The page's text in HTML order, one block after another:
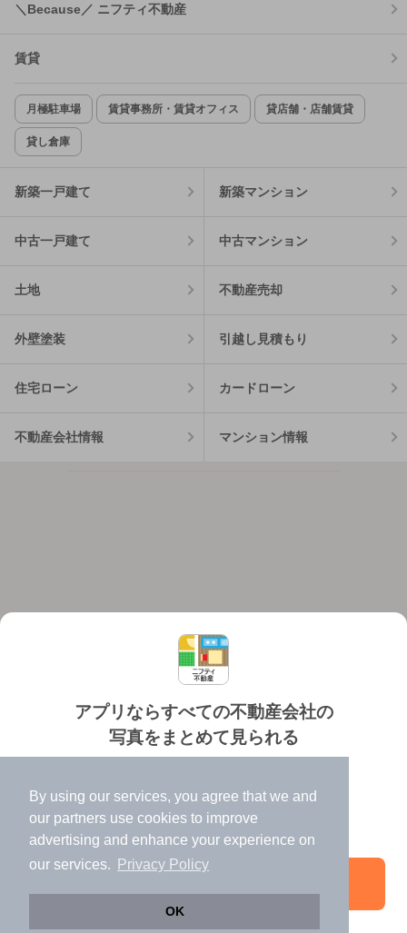
By using our services, you agree that we and
our partners use cookies to improve
advertising and enhance your experience on
our services.
Privacy Policy
OK
アプリならすべての不動産会社の
写真をまとめて見られる
✔️
高速表示で似た物件も見つけやすい
✔️
便利な通知機能も充実
＼Because／ ニフティ不動産
賃貸
月極駐車場 賃貸事務所・賃貸オフィス 貸店舗・店舗賃貸
貸し倉庫
新築一戸建て 新築マンション
中古一戸建て 中古マンション
土地 不動産売却
外壁塗装 引越し見積もり
住宅ローン カードローン
不動産会社情報 マンション情報
個人情報保護ポリシー 利用規約
©NIFTY Lifestyle Co., Ltd.